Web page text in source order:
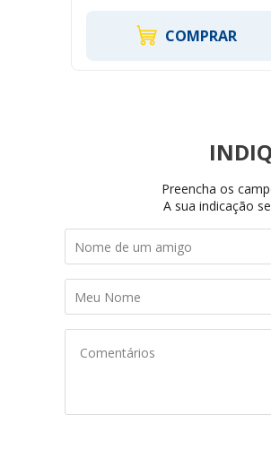
COMPRAR
Preencha os
A sua indicação